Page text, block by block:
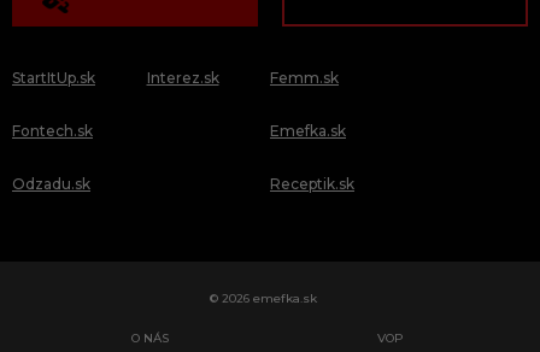
StartItUp.sk
Fontech.sk
Odzadu.sk
Interez.sk Femm.sk
Emefka.sk
Receptik.sk
© 2026 emefka.sk
O NÁS VOP